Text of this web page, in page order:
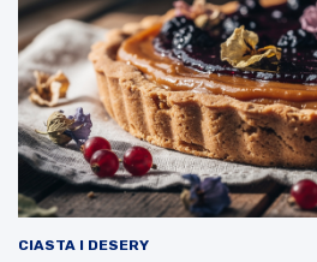
CIASTA I DESERY